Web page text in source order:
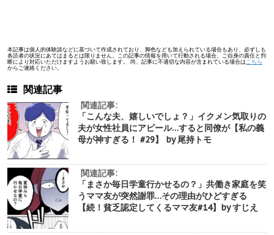
本記事は個人的体験談などに基づいて作成されており、脚色なども加えられている場合もあり、必ずしも
各読者の状況にあてはまるとは限りません。この記事の情報を用いて行動される場合、ご自身の責任と判
断により対応いただけますようお願い致します。 尚、記事に不適切な内容が含まれている場合はこちら
からご連絡ください。
関連記事
関連記事:
「こんな夫、嬉しいでしょ？」イクメン気取りの
夫が女性社員にアピール…すると同僚が【私の義
母が神すぎる！ #29】 by 尾持トモ
関連記事:
「まさか毎日学童行かせるの？」共働き家庭を笑
うママ友が突然謝罪…その理由がひどすぎる
【続！貧乏認定してくるママ友#14】by すじえ